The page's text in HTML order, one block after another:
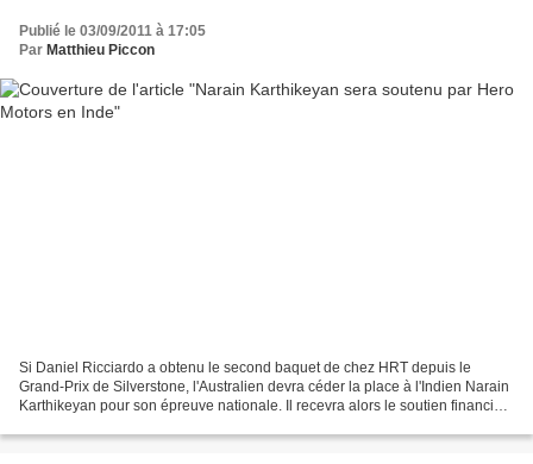
Publié le 03/09/2011 à 17:05
Par Matthieu Piccon
Si Daniel Ricciardo a obtenu le second baquet de chez HRT depuis le
Grand-Prix de Silverstone, l'Australien devra céder la place à l'Indien Narain
Karthikeyan pour son épreuve nationale. Il recevra alors le soutien financier